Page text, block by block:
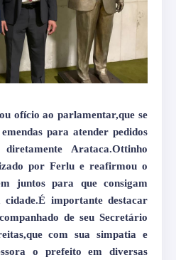
ofício ao parlamentar,que se
para atender pedidos
Arataca.Ottinho
por Ferlu e reafirmou o
juntos para que consigam
importante destacar
de seu Secretário
com sua simpatia e
o prefeito em diversas